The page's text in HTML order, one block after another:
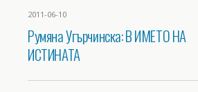
2011-06-10
Румяна Угърчинска: В ИМЕТО НА
ИСТИНАТА